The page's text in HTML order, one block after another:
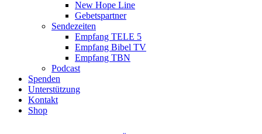
New Hope Line
Gebetspartner
Sendezeiten
Empfang TELE 5
Empfang Bibel TV
Empfang TBN
Podcast
Spenden
Unterstützung
Kontakt
Shop